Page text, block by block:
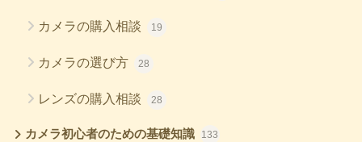
カメラの購入相談 19
カメラの選び方 28
レンズの購入相談 28
カメラ初心者のための基礎知識 133